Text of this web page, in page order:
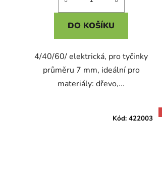
DO KOŠÍKU
4/40/60/ elektrická, pro tyčinky
průměru 7 mm, ideální pro
materiály: dřevo,...
Kód: 422003